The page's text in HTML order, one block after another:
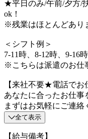
★平日のみ/午前/夕方/
ok！
※残業はほとんどあり
＜シフト例＞
7-11時、8-12時、9-16
※こちらは派遣のお仕
【来社不要★電話でお
あなたに合ったお仕
まずはお気軽にご連絡
全て表示
【給与備考】